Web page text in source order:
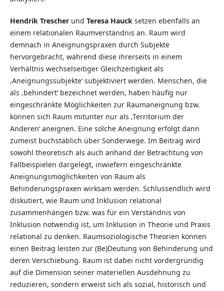
Hendrik Trescher und Teresa Hauck setzen ebenfalls an
einem relationalen Raumverständnis an. Raum wird
demnach in Aneignungspraxen durch Subjekte
hervorgebracht, während diese ihrerseits in einem
Verhältnis wechselseitiger Gleichzeitigkeit als
‚Aneignungssubjekte‘ subjektiviert werden. Menschen, die
als ‚behindert‘ bezeichnet werden, haben häufig nur
eingeschränkte Möglichkeiten zur Raumaneignung bzw.
können sich Raum mitunter nur als ‚Territorium der
Anderen‘ aneignen. Eine solche Aneignung erfolgt dann
zumeist buchstäblich über Sonderwege. Im Beitrag wird
sowohl theoretisch als auch anhand der Betrachtung von
Fallbeispielen dargelegt, inwiefern eingeschränkte
Aneignungsmöglichkeiten von Raum als
Behinderungspraxen wirksam werden. Schlussendlich wird
diskutiert, wie Raum und Inklusion relational
zusammenhängen bzw. was für ein Verständnis von
Inklusion notwendig ist, um Inklusion in Theorie und Praxis
relational zu denken. Raumsoziologische Theorien können
einen Beitrag leisten zur (Be)Deutung von Behinderung und
deren Verschiebung. Raum ist dabei nicht vordergründig
auf die Dimension seiner materiellen Ausdehnung zu
reduzieren, sondern erweist sich als sozial, historisch und